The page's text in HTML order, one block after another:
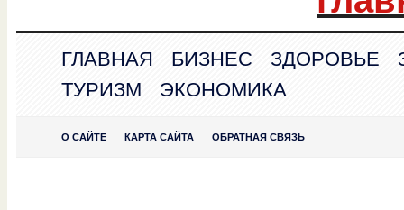
ГЛАВНАЯ БИЗНЕС ЗДОРОВЬЕ
ТУРИЗМ
ЭКОНОМИКА
О САЙТЕ КАРТА САЙТА ОБРАТНАЯ СВЯЗЬ